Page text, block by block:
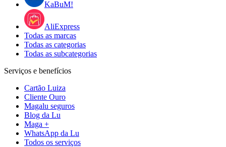
KaBuM!
AliExpress
Todas as marcas
Todas as categorias
Todas as subcategorias
Serviços e benefícios
Cartão Luiza
Cliente Ouro
Magalu seguros
Blog da Lu
Maga +
WhatsApp da Lu
Todos os serviços